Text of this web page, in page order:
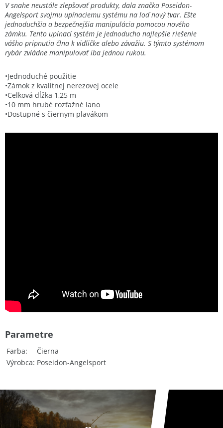
V snahe neustále zlepšovať produkty, dala značka Poseidon-
Angelsport svojmu upínaciemu systému na loď nový tvar. Ešte
jednoduchšia a bezpečnejšia manipulácia pomocou nového
zámku. Tento upínací systém je jednoducho najlepšie riešenie
vášho pripnutia člna k vidličke alebo závažiu. S týmto systémom
rybár zvládne manipulovať iba jednou rukou.
•Jednoduché použitie
•Zámok z kvalitnej nerezovej ocele
•Celková dĺžka 1,25 m
•10 mm hrubé rozťažné lano
•Dostupné s čiernym plavákom
Farba
Čierna
Výrobca Poseidon-Angelsport
Parametre